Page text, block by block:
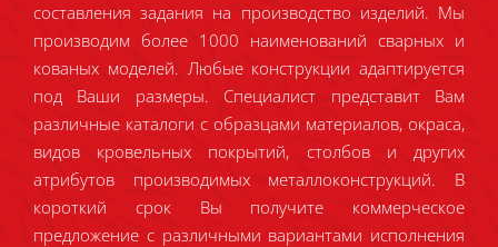
составления задания на производство изделий. Мы
производим более 1000 наименований сварных и
кованых моделей. Любые конструкции адаптируется
под Ваши размеры. Специалист представит Вам
различные каталоги с образцами материалов, окраса,
видов кровельных покрытий, столбов и других
атрибутов производимых металлоконструкций. В
короткий срок Вы получите коммерческое
предложение с различными вариантами исполнения